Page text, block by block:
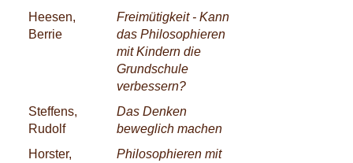
Heesen,
Berrie
Freimütigkeit - Kann
das Philosophieren
mit Kindern die
Grundschule
verbessern?
Steffens,
Rudolf
Das Denken
beweglich machen
Horster,
Philosophieren mit